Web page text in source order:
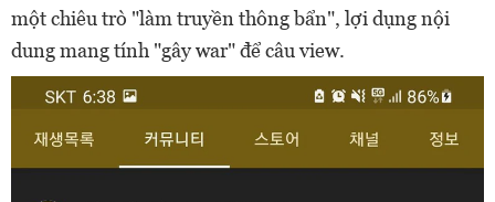
một chiêu trò "làm truyền thông bẩn", lợi dụng nội
dung mang tính "gây war" để câu view.